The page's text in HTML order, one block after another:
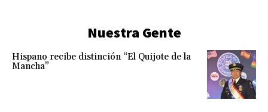
Nuestra Gente
Hispano recibe distinción “El Quijote de la
Mancha”